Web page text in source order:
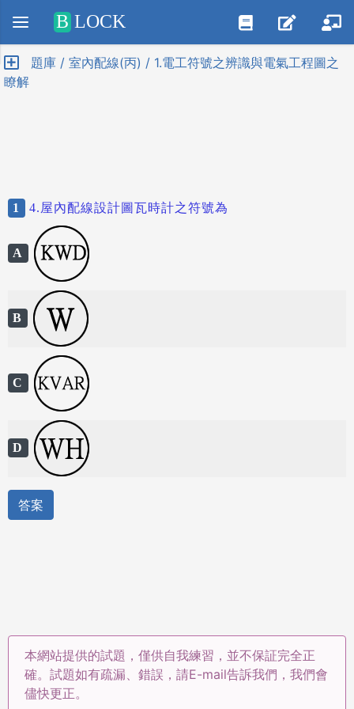
Positive SSL
B LOCK
題庫 / 室內配線(丙) / 1.電工符號之辨識與電氣工程圖之
瞭解
1 4.屋內配線設計圖瓦時計之符號為
A
B
C
D
答案
本網站提供的試題，僅供自我練習，並不保証完全正
確。試題如有疏漏、錯誤，請E-mail告訴我們，我們會
儘快更正。